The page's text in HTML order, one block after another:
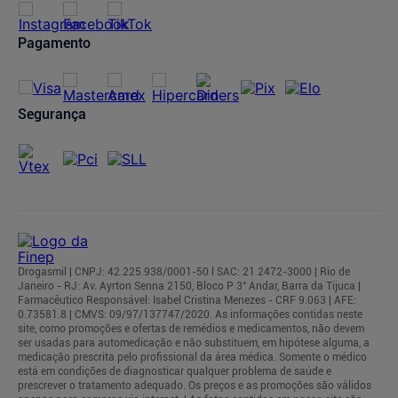
Pagamento
Segurança
Drogasmil | CNPJ: 42.225.938/0001-50 l SAC: 21 2472-3000 | Rio de
Janeiro - RJ: Av. Ayrton Senna 2150, Bloco P 3° Andar, Barra da Tijuca |
Farmacêutico Responsável: Isabel Cristina Menezes - CRF 9.063 | AFE:
0.73581.8 | CMVS: 09/97/137747/2020. As informações contidas neste
site, como promoções e ofertas de remédios e medicamentos, não devem
ser usadas para automedicação e não substituem, em hipótese alguma, a
medicação prescrita pelo profissional da área médica. Somente o médico
está em condições de diagnosticar qualquer problema de saúde e
prescrever o tratamento adequado. Os preços e as promoções são válidos